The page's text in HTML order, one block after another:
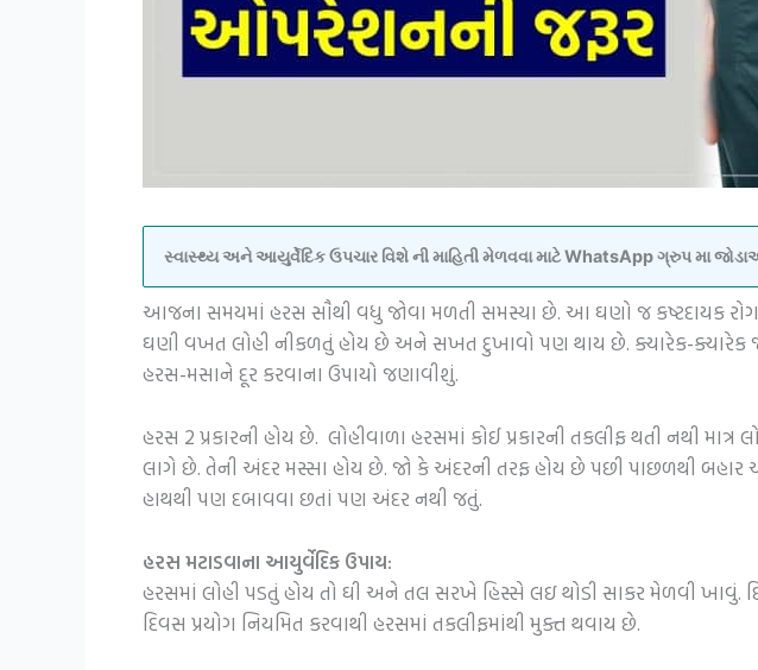
સ્વાસ્થ્ય અને આયુર્વેદિક ઉપચાર વિશે ની માહિતી મેળવવા માટે WhatsApp ગ્રુપ મા
આજના સમયમાં હરસ સૌથી વધુ જોવા મળતી સમસ્યા છે. આ ઘણો જ કષ્ટદાયક
ઘણી વખત લોહી નીકળતું હોય છે અને સખત દુખાવો પણ થાય છે. ક્યારેક-
હરસ-મસાને દૂર કરવાના ઉપાયો જણાવીશું.
હરસ 2 પ્રકારની હોય છે. લોહીવાળા હરસમાં કોઈ પ્રકારની તકલીફ થતી નથી
લાગે છે. તેની અંદર મસ્સા હોય છે. જો કે અંદરની તરફ હોય છે પછી પાછળથી
હાથથી પણ દબાવવા છતાં પણ અંદર નથી જતું.
હરસ મટાડવાના આયુર્વેદિક ઉપાય:
હરસમાં લોહી પડતું હોય તો ઘી અને તલ સરખે હિસ્સે લઇ થોડી સાકર મેળવી ખાવું.
દિવસ પ્રયોગ નિયમિત કરવાથી હરસમાં તકલીફમાંથી મુક્ત થવાય છે.